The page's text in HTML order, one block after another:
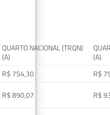
QUARTO NACIONAL (TRQN)
(A)
(A)
R$ 754,30
R$
R$ 890,07
R$